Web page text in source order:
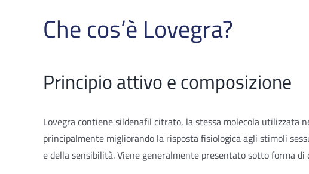
Che cos’è Lovegra?
Principio attivo e composizione
Lovegra contiene sildenafil citrato, la stessa molecola utilizzata
principalmente migliorando la risposta fisiologica agli stimoli
e della sensibilità. Viene generalmente presentato sotto forma